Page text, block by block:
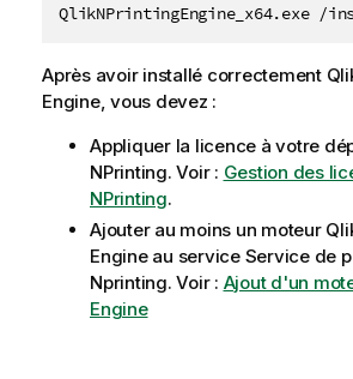
QlikNPrintingEngine_x64.exe /
Après avoir installé correctement
Engine, vous devez :
Appliquer la licence à votre
NPrinting. Voir : Gestion des
NPrinting.
Ajouter au moins un moteur
Engineau service Service de
Nprinting. Voir : Ajout d'un
Engine